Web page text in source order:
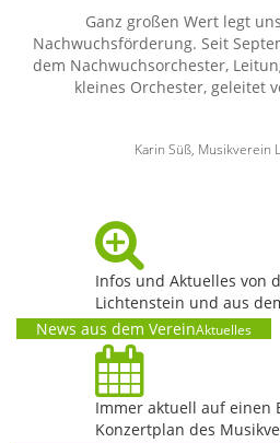
Ganz großen Wert legt
Nachwuchsförderung. Seit
dem Nachwuchsorchester,
kleines Orchester, geleitet
Karin Süß, Musikverein
Infos und Aktuelles von
Lichtenstein und aus
News aus dem VereinAktuelles
Immer aktuell auf einen
Konzertplan des